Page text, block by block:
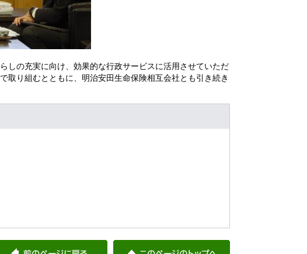
しの充実に向け、効果的な行政サービスに活用させていただ
取り組むとともに、明治安田生命保険相互会社とも引き続き